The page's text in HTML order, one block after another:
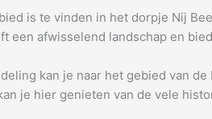
is te vinden in het dorpje Nij
een afwisselend landschap en
kan je naar het gebied van
je hier genieten van de vele